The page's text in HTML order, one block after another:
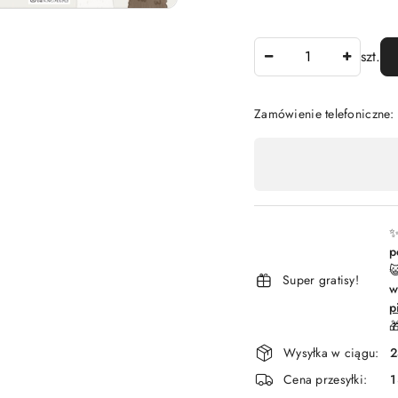
szt.
Zamówienie
płatność
dostawa
Super gratisy!
Wysyłka w ciągu:
Cena przesyłki: